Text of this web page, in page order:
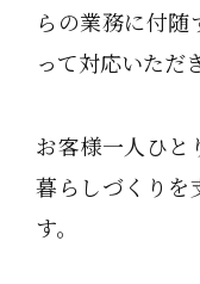
らの業務に付随
って対応いただ
お客様一人ひと
暮らしづくりを
す。